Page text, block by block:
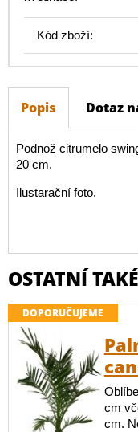
Kód zboží:
Popis Dotaz
Podnož citrumelo
20 cm.
Ilustarační foto.
OSTATNÍ
DOPORUČUJEME
cm
cm.